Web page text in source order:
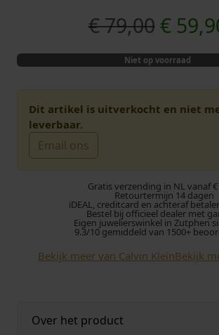
€79,00 O
o
r
s
r
o
n
k
€
Niet op voorraad
Dit artikel is uitverkocht en niet
leverbaar.
Email ons
Gratis verzending in NL vanaf €
Retourtermijn 14 dagen
iDEAL, creditcard en achteraf
Bestel bij officieel dealer met
Eigen juwelierswinkel in Zutphen
9.3/10 gemiddeld van 1500+
Bekijk meer van Calvin KleinBekijk
Over het product